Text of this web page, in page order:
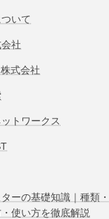
いて
社
式会社
トワークス
ーの基礎知識｜種類・
使い方を徹底解説